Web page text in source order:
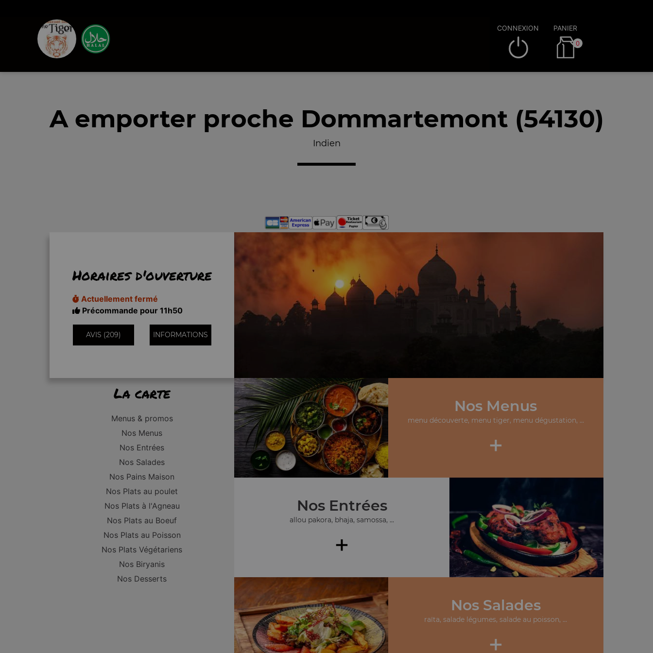
CONNEXION PANIER
0
A emporter proche Dommartemont (54130)
Indien
Horaires d'ouverture
Actuellement fermé
Précommande pour 11h50
AVIS (209) INFORMATIONS
La carte
Menus & promos
Nos Menus
Nos Entrées
Nos Salades
Nos Pains Maison
Nos Plats au poulet
Nos Plats à l'Agneau
Nos Plats au Boeuf
Nos Plats au Poisson
Nos Plats Végétariens
Nos Biryanis
Nos Desserts
Nos Menus
menu découverte, menu tiger, menu dégustation, ...
+
Nos Entrées
allou pakora, bhaja, samossa, ...
+
Nos Salades
raïta, salade légumes, salade au poisson, ...
+